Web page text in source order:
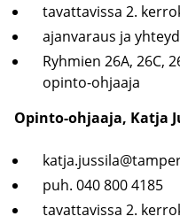
ta­vat­ta­vis­sa 2.
ajan­va­raus ja
Ryh­mien 26A, 26C,
opinto-​ohjaaja
Opinto-​ohjaaja, Katja
puh. 040 800 4185
ta­vat­ta­vis­sa 2.